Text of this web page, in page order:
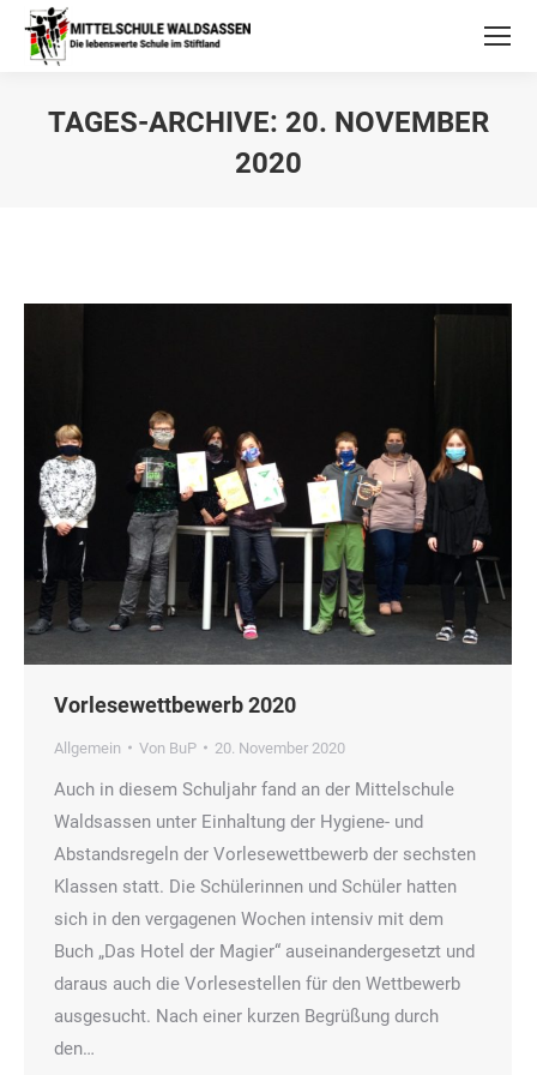
TAGES-ARCHIVE: 20. NOVEMBER
2020
Vorlesewettbewerb 2020
Allgemein Von BuP 20. November 2020
Auch in diesem Schuljahr fand an der Mittelschule
Waldsassen unter Einhaltung der Hygiene- und
Abstandsregeln der Vorlesewettbewerb der sechsten
Klassen statt. Die Schülerinnen und Schüler hatten
sich in den vergagenen Wochen intensiv mit dem
Buch „Das Hotel der Magier“ auseinandergesetzt und
daraus auch die Vorlesestellen für den Wettbewerb
ausgesucht. Nach einer kurzen Begrüßung durch
den…